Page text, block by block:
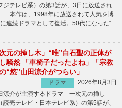
ジテレビ系）の第3話が、3日に放送され
本作は、1998年に放送されて人気を博
連続ドラマとして復活。50代になった“
次元の挿し木」“唯”白石聖の正体が
騒然 「車椅子だったよね」「宗教
“悠”山田涼介がつらい」
ドラマ
2026年8月3日
介が主演するドラマ「一次元の挿し
読売テレビ・日本テレビ系）の第5話が、